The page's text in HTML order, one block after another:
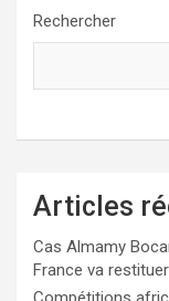
Rechercher
Articles
Cas Almamy
France va